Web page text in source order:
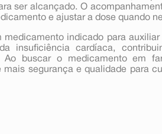
ser alcançado. O
e ajustar a dose quando
medicamento indicado para auxiliar
insuficiência cardíaca,
Ao buscar o medicamento em
mais segurança e qualidade para